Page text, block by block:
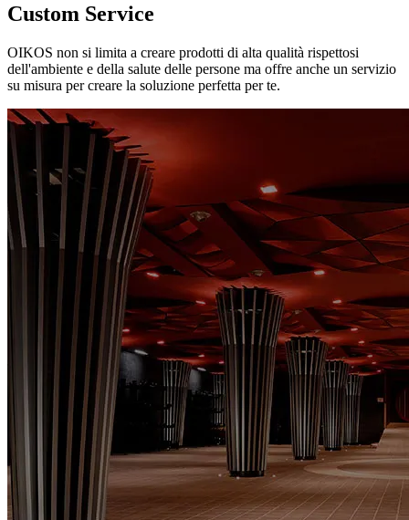
Custom Service
OIKOS non si limita a creare prodotti di alta qualità rispettosi
dell'ambiente e della salute delle persone ma offre anche un servizio
su misura per creare la soluzione perfetta per te.